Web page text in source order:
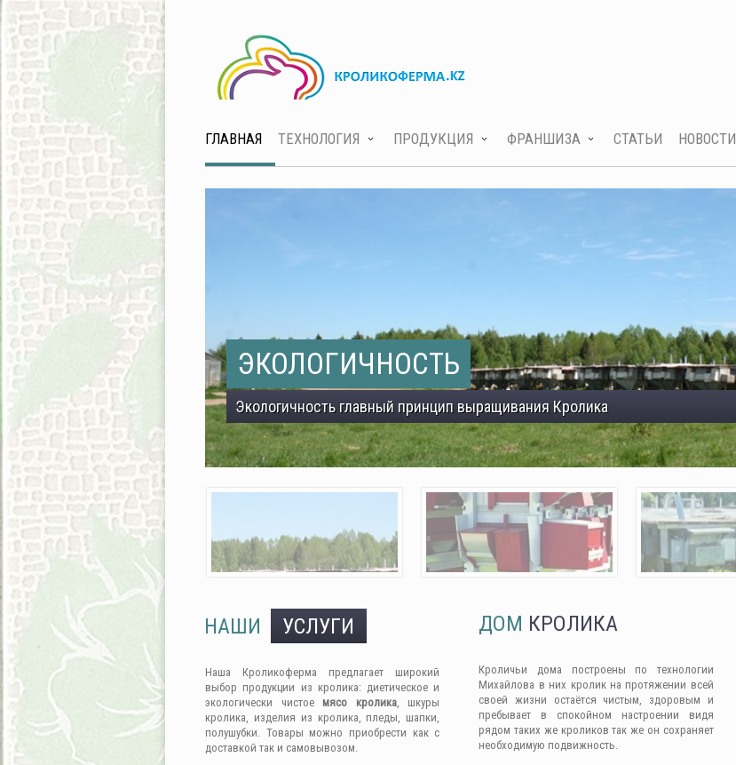
ГЛАВНАЯ ТЕХНОЛОГИЯ ПРОДУКЦИЯ ФРАНШИЗА СТАТЬИ НОВОСТИ
ЭКОЛОГИЧНОСТЬ
Экологичность главный принцип выращивания Кролика
НАШИ УСЛУГИ
Наша Кроликоферма предлагает широкий
выбор продукции из кролика: диетическое и
экологически чистое мясо кролика, шкуры
кролика, изделия из кролика, пледы, шапки,
полушубки. Товары можно приобрести как с
доставкой так и самовывозом.
ДОМ КРОЛИКА
Кроличьи дома построены по технологии
Михайлова в них кролик на протяжении всей
своей жизни остаётся чистым, здоровым и
пребывает в спокойном настроении видя
рядом таких же кроликов так же он сохраняет
необходимую подвижность.